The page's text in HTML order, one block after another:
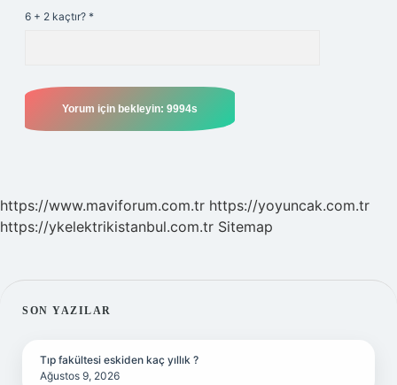
6 + 2 kaçtır? *
https://www.maviforum.com.tr https://yoyuncak.com.tr
https://ykelektrikistanbul.com.tr Sitemap
SIDEBAR
SON YAZILAR
Tıp fakültesi eskiden kaç yıllık ?
Ağustos 9, 2026